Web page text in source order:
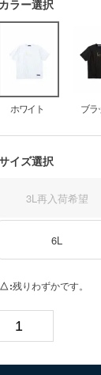
カラー選択
ホワイト ブラ
イズ選択
3L再入荷希望
6L
△ 残りわずかです。